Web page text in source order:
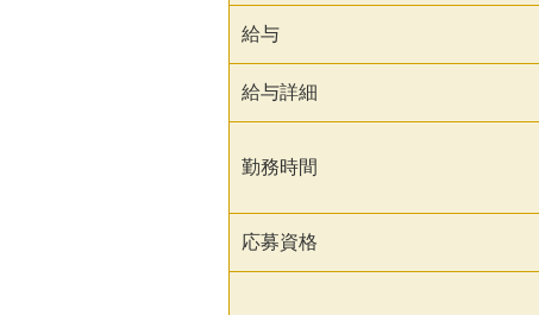
給与
給与詳細
勤務時間
応募資格